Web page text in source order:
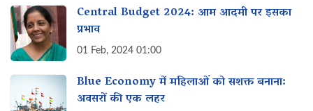
Central Budget 2024: आम आदमी पर इसका
प्रभाव
01 Feb, 2024 01:00
Blue Economy में महिलाओं को सशक्त बनाना:
अवसरों की एक लहर